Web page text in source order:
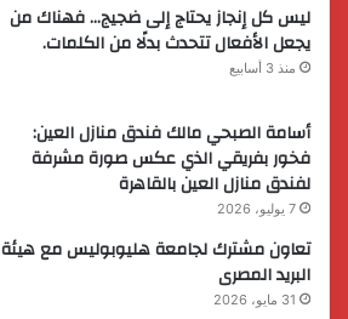
ليس كل إنجاز يحتاج إلى ضجيج… فهناك من
يجعل الأفعال تتحدث بدلًا من الكلمات.
منذ 3 أسابيع
أسامة الصبحي مالك فندق منازل العين:
فخور بفريقي الذي عكس صورة مشرفة
لفندق منازل العين بالقاهرة
7 يوليو، 2026
تعاون مشترك لجامعة هليوبوليس مع هيئة
البريد المصرى
31 مايو، 2026